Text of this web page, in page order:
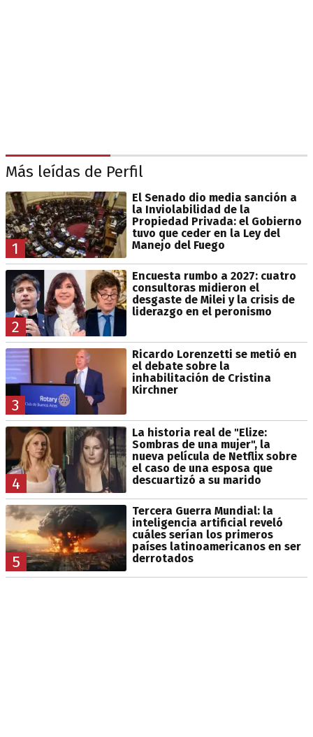
Más leídas de Perfil
1
El Senado dio media sanción a
la Inviolabilidad de la
Propiedad Privada: el Gobierno
tuvo que ceder en la Ley del
Manejo del Fuego
2
Encuesta rumbo a 2027: cuatro
consultoras midieron el
desgaste de Milei y la crisis de
liderazgo en el peronismo
3
Ricardo Lorenzetti se metió en
el debate sobre la
inhabilitación de Cristina
Kirchner
4
La historia real de "Elize:
Sombras de una mujer", la
nueva película de Netflix sobre
el caso de una esposa que
descuartizó a su marido
5
Tercera Guerra Mundial: la
inteligencia artificial reveló
cuáles serían los primeros
países latinoamericanos en ser
derrotados